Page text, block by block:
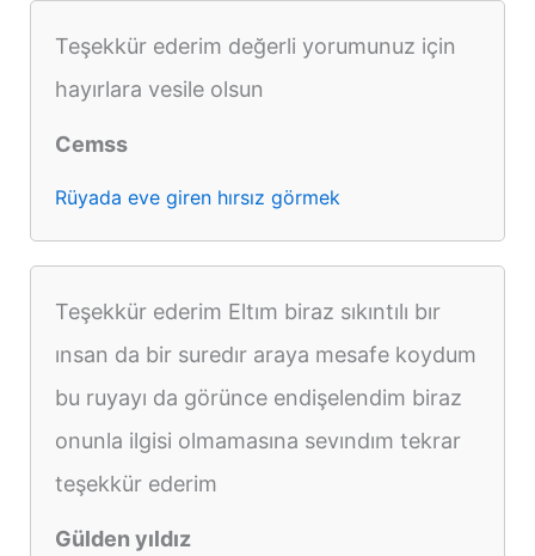
Teşekkür ederim değerli yorumunuz için
hayırlara vesile olsun
Cemss
Rüyada eve giren hırsız görmek
Teşekkür ederim Eltım biraz sıkıntılı bır
ınsan da bir suredır araya mesafe koydum
bu ruyayı da görünce endişelendim biraz
onunla ilgisi olmamasına sevındım tekrar
teşekkür ederim
Gülden yıldız